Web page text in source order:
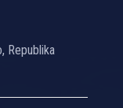
Republika